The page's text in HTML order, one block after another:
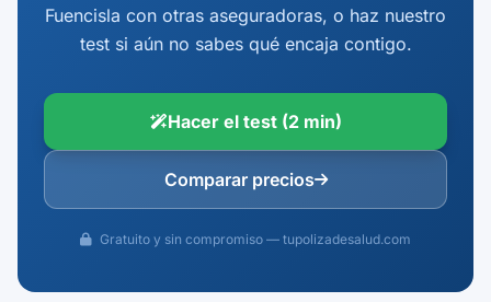
Fuencisla con otras aseguradoras, o haz nuestro
test si aún no sabes qué encaja contigo.
Hacer el test (2 min)
Comparar precios
Gratuito y sin compromiso — tupolizadesalud.com